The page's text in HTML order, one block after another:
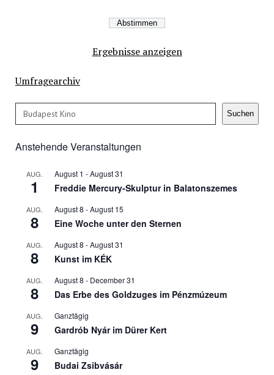
Ergebnisse anzeigen
Umfragearchiv
Suchen Suchen
Anstehende Veranstaltungen
AUG.
1
August 1 -August 31
Freddie Mercury-Skulptur in Balatonszemes
AUG.
8
August 8 -August 15
Eine Woche unter den Sternen
AUG.
8
August 8 -August 31
Kunst im KÉK
AUG.
8
August 8 - December 31
Das Erbe des Goldzuges im Pénzmúzeum
AUG.
9
Ganztägig
Gardrób Nyár im Dürer Kert
AUG.
9
Ganztägig
Budai Zsibvásár